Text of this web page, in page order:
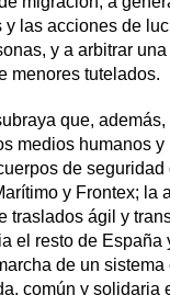
las acciones de
y a arbitrar
menores tutelados.
que,
medios humanos y
de seguridad
y Frontex; la
traslados ágil y
el resto de España
de un
común y solidaria